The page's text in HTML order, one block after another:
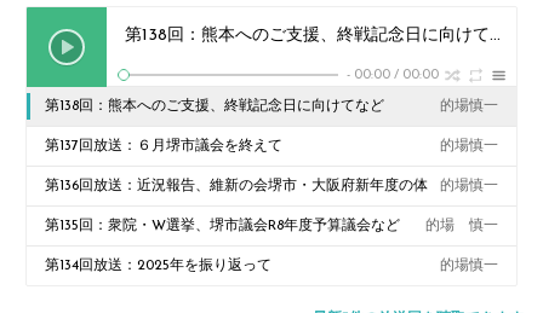
第138回：熊本へのご支援、終戦記念日に向けてなど
- 00:00 / 00:00
第138回：熊本へのご支援、終戦記念日に向けてなど 的場慎一
第137回放送：６月堺市議会を終えて 的場慎一
第136回放送：近況報告、維新の会堺市・大阪府新年度の体
制について
的場慎一
第135回：衆院・W選挙、堺市議会R8年度予算議会など 的場 慎一
第134回放送：2025年を振り返って 的場慎一